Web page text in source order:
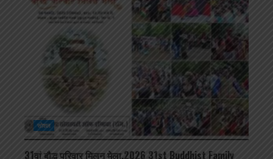
सोशल
31वां बौद्ध परिवार मिलन मेला,2026 31st Buddhist Family